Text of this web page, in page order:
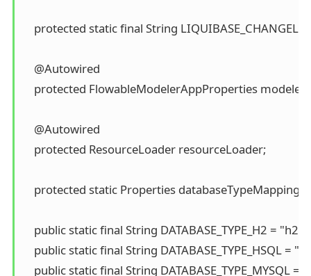
protected static final String
    @Autowired
protected FlowableModelerAppProperties
    @Autowired
    protected ResourceLoader resourceLoader;
protected static Properties
    public static final String DATABASE_TYPE_H2 = "h2";
public static final String DATABASE_TYPE_HSQL =
public static final String DATABASE_TYPE_MYSQL =